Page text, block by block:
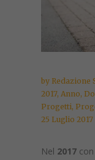
by Redazione
2017, Anno,
Progetti,
25 Luglio 2017
Nel 2017